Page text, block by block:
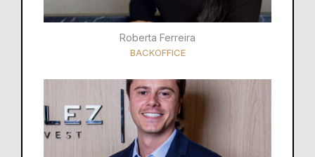
Roberta Ferreira
BACKOFFICE